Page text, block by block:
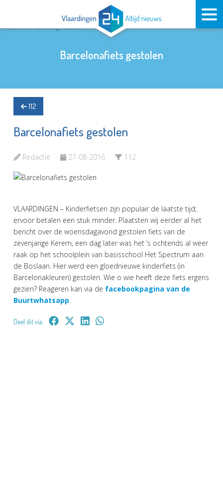
Barcelonafiets gestolen
112
Barcelonafiets gestolen
Redactie 27-08-2016 112
VLAARDINGEN – Kinderfietsen zijn populair de laatste tijd;
ervoor betalen een stuk minder. Plaatsten wij eerder al het
bericht over de woensdagavond gestolen fiets van de
zevenjarige Kerem, een dag later was het ’s ochtends al weer
raak op het schoolplein van basisschool Het Spectrum aan
de Boslaan. Hier werd een gloednieuwe kinderfiets (in
Barcelonakleuren) gestolen. Wie o wie heeft deze fiets ergens
gezien? Reageren kan via de facebookpagina van de
Buurtwhatsapp
Deel dit via: